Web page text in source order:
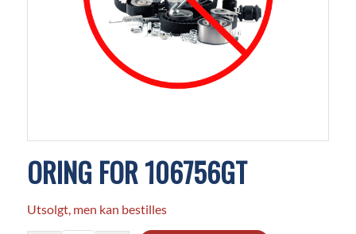
ORING FOR 106756GT
Utsolgt, men kan bestilles